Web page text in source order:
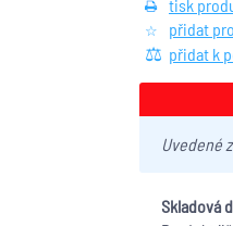
tisk
přidat
přidat k
Uvedené
Skladová